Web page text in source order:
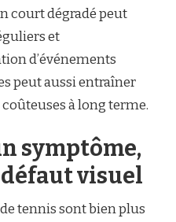
court dégradé peut
et
d’événements
peut aussi entraîner
à long terme.
symptôme,
visuel
tennis sont bien plus